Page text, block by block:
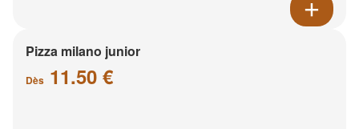
Pizza milano junior
Dès 11.50 €